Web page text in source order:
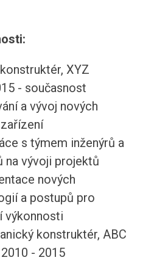
XYZ
- současnost
a vývoj nových
s týmem inženýrů a
na vývoji projektů
nových
a postupů pro
výkonnosti
konstruktér, ABC
- 2015